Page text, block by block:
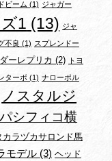
ビーム (1) ジャガー
1 (13) ジャ
不良 (1) スプレンドー
ーレプリカ (2) トヨ
ターボ (1) ナローポル
ノスタルジ
パシフィコ横
ラヅカサロンド馬
モデル (3) ヘッド